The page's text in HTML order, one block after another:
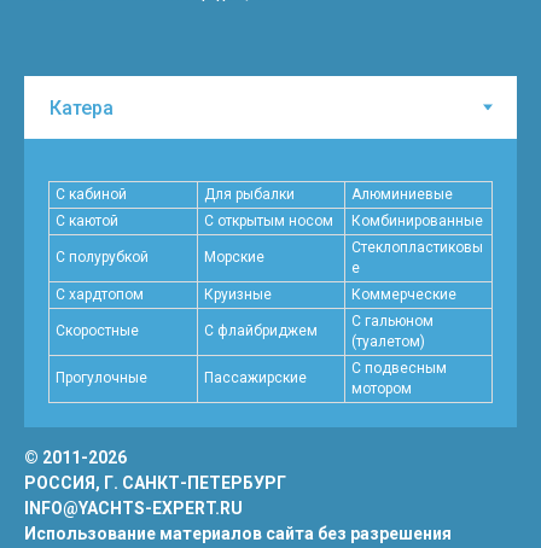
С кабиной Для рыбалки
Алюминиевые
С каютой
С открытым носом Комбинированные
С полурубкой Морские
Стеклопластиковы
е
С хардтопом
Круизные Коммерческие
Скоростные C флайбриджем
С гальюном
(туалетом)
Прогулочные Пассажирские
С подвесным
мотором
© 2011-2026
РОССИЯ, Г. САНКТ-ПЕТЕРБУРГ
INFO@YACHTS-EXPERT.RU
Использование материалов сайта без разрешения